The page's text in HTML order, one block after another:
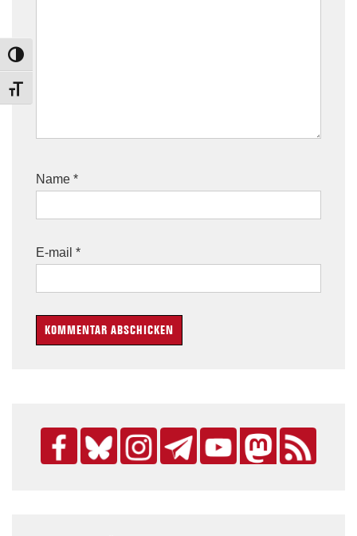
TOGGLE HIGH CONTRAST
TOGGLE FONT SIZE
Name *
E-mail *